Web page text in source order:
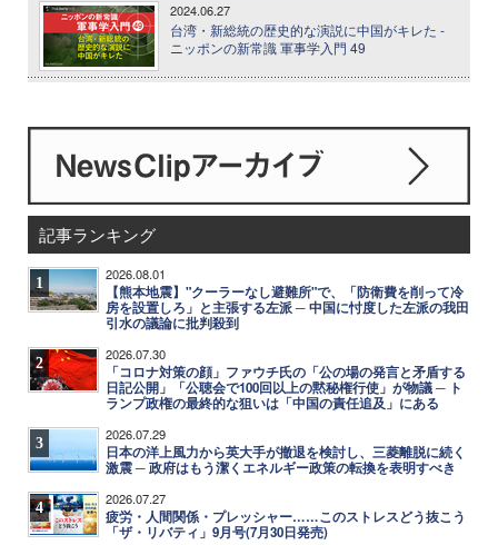
2024.06.27
台湾・新総統の歴史的な演説に中国がキレた -
ニッポンの新常識 軍事学入門 49
記事ランキング
1 2026.08.01
【熊本地震】"クーラーなし避難所"で、「防衛費を削って冷
房を設置しろ」と主張する左派 ─ 中国に忖度した左派の我田
引水の議論に批判殺到
2 2026.07.30
「コロナ対策の顔」ファウチ氏の「公の場の発言と矛盾する
日記公開」「公聴会で100回以上の黙秘権行使」が物議 ─ ト
ランプ政権の最終的な狙いは「中国の責任追及」にある
3 2026.07.29
日本の洋上風力から英大手が撤退を検討し、三菱離脱に続く
激震 ─ 政府はもう潔くエネルギー政策の転換を表明すべき
4 2026.07.27
疲労・人間関係・プレッシャー……このストレスどう抜こう
「ザ・リバティ」9月号(7月30日発売)